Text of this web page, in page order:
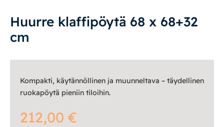
Vuodesohvat
Senioreille
Oma tili
Huurre klaffipöytä 68 x 68+32
cm
Kompakti, käytännöllinen ja muunneltava – täydellinen
ruokapöytä pieniin tiloihin.
212,00 €